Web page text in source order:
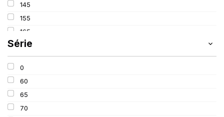
145
155
165
175
185
195
205
215
225
Série
0
60
65
70